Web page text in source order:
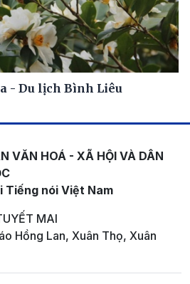
- Du lịch Bình Liêu
VĂN HOÁ - XÃ HỘI VÀ DÂN
Tiếng nói Việt Nam
MAI
Hồng Lan, Xuân Thọ, Xuân